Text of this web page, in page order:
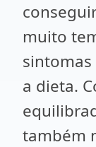
muito
a dieta.
também